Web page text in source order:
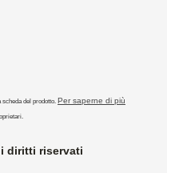
del prodotto. Per saperne di più
diritti riservati